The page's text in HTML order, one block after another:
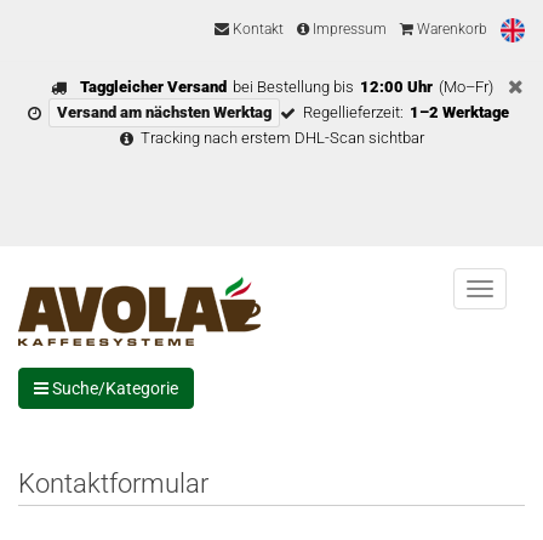
Kontakt Impressum Warenkorb
Taggleicher Versand bei Bestellung bis 12:00 Uhr (Mo–Fr)
Versand am nächsten Werktag
Regellieferzeit: 1–2 Werktage
Tracking nach erstem DHL-Scan sichtbar
Menu
Suche/Kategorie
Kontaktformular